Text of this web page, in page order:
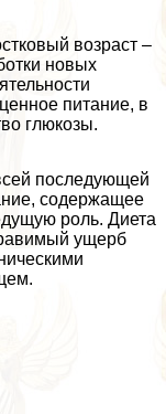
возраст –
новых
питание, в
глюкозы.
последующей
содержащее
роль. Диета
ущерб